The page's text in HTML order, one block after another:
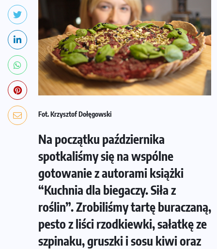
Fot. Krzysztof Dołęgowski
Na początku października
spotkaliśmy się na wspólne
gotowanie z autorami książki
“Kuchnia dla biegaczy. Siła z
roślin”. Zrobiliśmy tartę buraczaną,
pesto z liści rzodkiewki, sałatkę ze
szpinaku, gruszki i sosu kiwi oraz